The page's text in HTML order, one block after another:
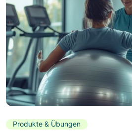
Produkte & Übungen